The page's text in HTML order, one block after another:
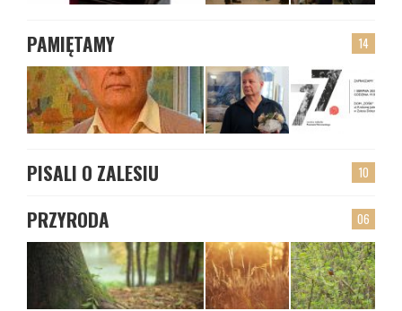
14
PAMIĘTAMY
10
PISALI O ZALESIU
06
PRZYRODA